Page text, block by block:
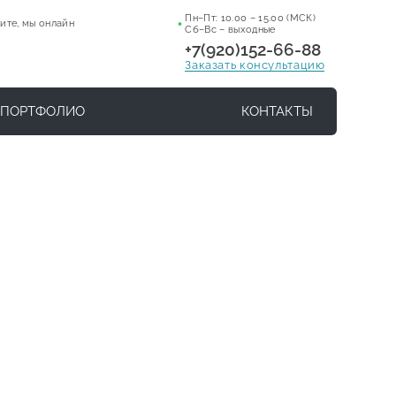
мы онлайн
Пн–Пт: 10.00 – 15.00 (МСК)
Сб–Вс – выходные
+7(920)152-66-88
Заказать консультацию
ПОРТФОЛИО КОНТАКТЫ